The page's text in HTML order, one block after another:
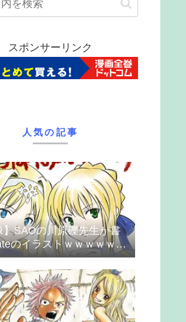
スポンサーリンク
人気の記事
】SAOの川原礫先生が書
のイラストｗｗｗｗｗｗ